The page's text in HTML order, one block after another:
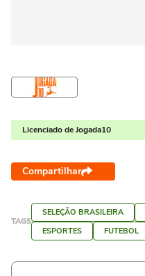
Licenciado de Jogada10
Compartilhar
TAGS
SELEÇÃO BRASILEIRA
ESPORTES
FUTEBOL